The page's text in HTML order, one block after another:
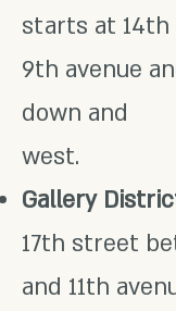
starts at
9th avenue
down and
Gallery
17th street